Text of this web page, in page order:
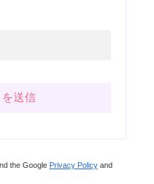
the Google Privacy Policy and